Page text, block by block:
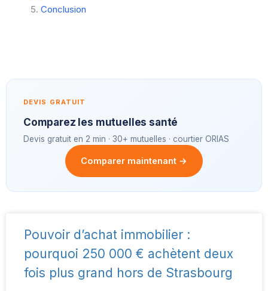
Conclusion
DEVIS GRATUIT
Comparez les mutuelles santé
Devis gratuit en 2 min · 30+ mutuelles · courtier ORIAS
Comparer maintenant →
Pouvoir d’achat immobilier :
pourquoi 250 000 € achètent deux
fois plus grand hors de Strasbourg